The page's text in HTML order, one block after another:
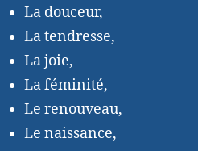
La douceur,
La tendresse,
La joie,
La féminité,
Le renouveau,
Le naissance,